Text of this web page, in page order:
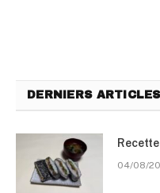
DERNIERS
04/08/